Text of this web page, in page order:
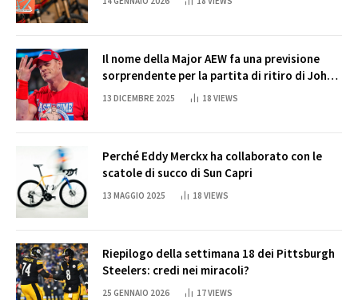
Il nome della Major AEW fa una previsione
sorprendente per la partita di ritiro di John
Cena
13 DICEMBRE 2025 18 VIEWS
Perché Eddy Merckx ha collaborato con le
scatole di succo di Sun Capri
13 MAGGIO 2025 18 VIEWS
Riepilogo della settimana 18 dei Pittsburgh
Steelers: credi nei miracoli?
25 GENNAIO 2026 17VIEWS